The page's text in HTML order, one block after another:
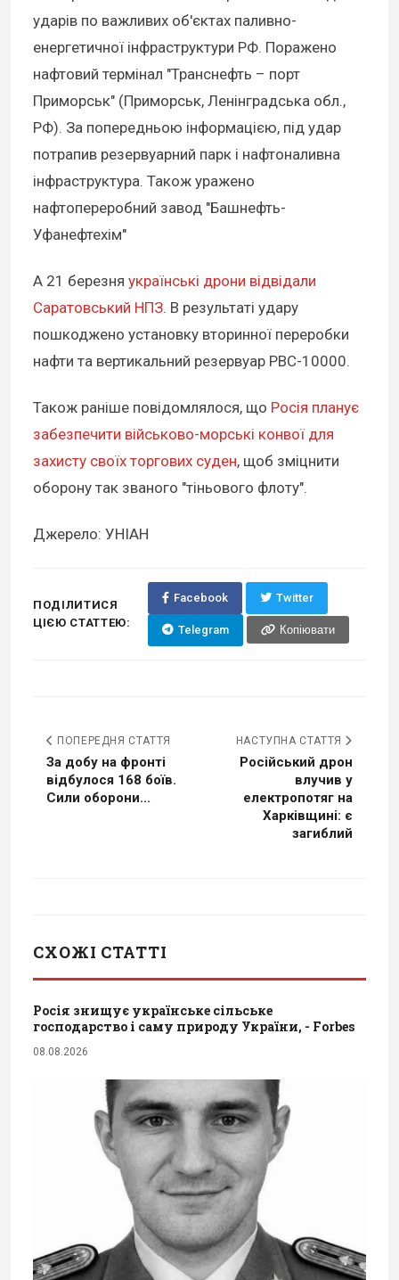
ударів по важливих об'єктах паливно-
енергетичної інфраструктури РФ. Поражено
нафтовий термінал "Транснефть – порт
Приморськ" (Приморськ, Ленінградська обл.,
РФ). За попередньою інформацією, під удар
потрапив резервуарний парк і нафтоналивна
інфраструктура. Також уражено
нафтопереробний завод "Башнефть-
Уфанефтехім"
А 21 березня українські дрони відвідали
Саратовський НПЗ. В результаті удару
пошкоджено установку вторинної переробки
нафти та вертикальний резервуар РВС-10000.
Також раніше повідомлялося, що Росія планує
забезпечити військово-морські конвої для
захисту своїх торгових суден, щоб зміцнити
оборону так званого "тіньового флоту".
Джерело: УНІАН
ПОДІЛИТИСЯ
ЦІЄЮ СТАТТЕЮ:
Facebook Twitter
Telegram Копіювати
ПОПЕРЕДНЯ СТАТТЯ
За добу на фронті
відбулося 168 боїв.
Сили оборони...
НАСТУПНА СТАТТЯ
Російський дрон
влучив у
електропотяг на
Харківщині: є
загиблий
СХОЖІ СТАТТІ
Росія знищує українське сільське
господарство і саму природу України, - Forbes
08.08.2026